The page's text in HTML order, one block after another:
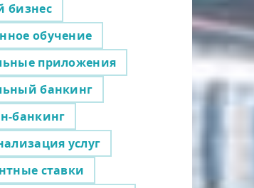
бизнес
обучение
приложения
банкинг
банкинг
услуг
ставки